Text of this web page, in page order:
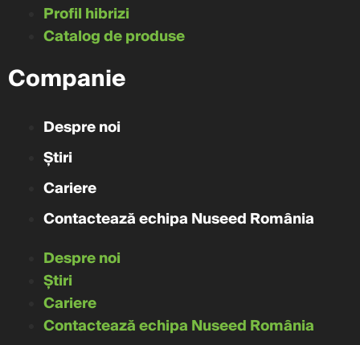
Profil hibrizi
Catalog de produse
Companie
Despre noi
Știri
Cariere
Contactează echipa Nuseed România
Despre noi
Știri
Cariere
Contactează echipa Nuseed România